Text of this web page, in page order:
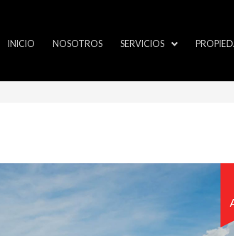
INICIO NOSOTROS SERVICIOS